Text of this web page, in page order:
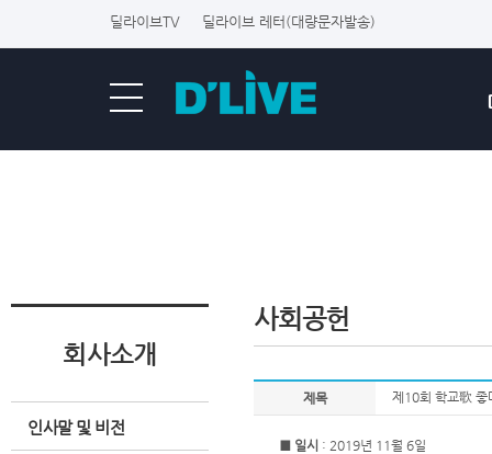
딜라이브TV 딜라이브 레터(대량문자발송)
회사소개
인사말 및 비전
사회공헌
제목 제10회 학교歌 좋
■ 일시 : 2019년 11월 6일